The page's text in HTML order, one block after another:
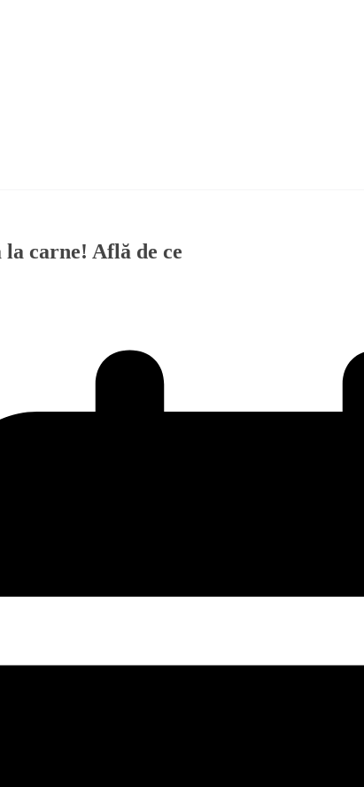
carne! Află de ce